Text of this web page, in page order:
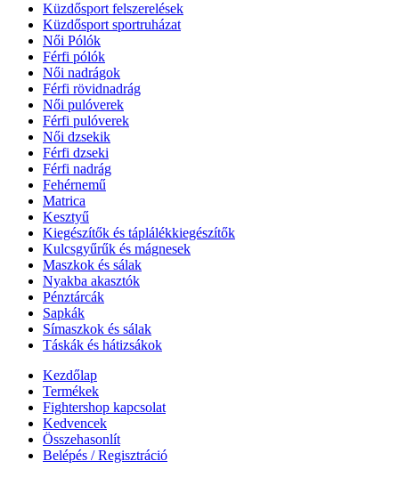
Küzdősport felszerelések
Küzdősport sportruházat
Női Pólók
Férfi pólók
Női nadrágok
Férfi rövidnadrág
Női pulóverek
Férfi pulóverek
Női dzsekik
Férfi dzseki
Férfi nadrág
Fehérnemű
Matrica
Kesztyű
Kiegészítők és táplálékkiegészítők
Kulcsgyűrűk és mágnesek
Maszkok és sálak
Nyakba akasztók
Pénztárcák
Sapkák
Símaszkok és sálak
Táskák és hátizsákok
Kezdőlap
Termékek
Fightershop kapcsolat
Kedvencek
Összehasonlít
Belépés / Regisztráció